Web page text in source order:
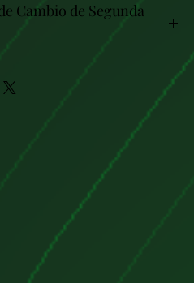
Cambio de Segunda
su destino confiable
y cajas de cambio de coches
alta calidad a precios imbatibles.
en línea ofrece una amplia
para automóviles procedentes
lo que le permite restaurar o
sin arruinarse.
crucial de contar con
confiables para garantizar
de su vehículo. Es por eso que
a proporcionar solo productos
inspeccionados para
y durabilidad. En flexi-